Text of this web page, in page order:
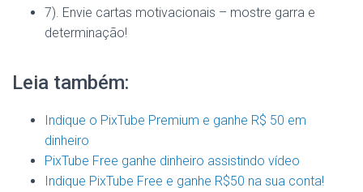
7). Envie cartas motivacionais – mostre garra e
determinação!
Leia também:
Indique o PixTube Premium e ganhe R$ 50 em
dinheiro
PixTube Free ganhe dinheiro assistindo vídeo
Indique PixTube Free e ganhe R$50 na sua conta!